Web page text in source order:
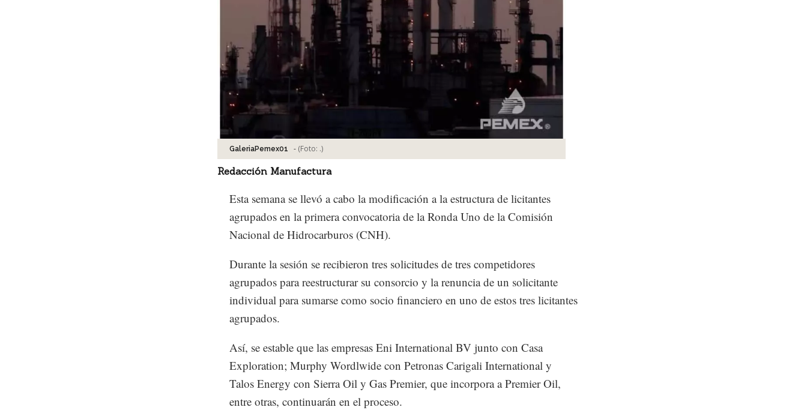
GaleriaPemex01 - (Foto: .)
Redacción Manufactura
Esta semana se llevó a cabo la modificación a la estructura de licitantes
agrupados en la primera convocatoria de la Ronda Uno de la Comisión
Nacional de Hidrocarburos (CNH).
Durante la sesión se recibieron tres solicitudes de tres competidores
agrupados para reestructurar su consorcio y la renuncia de un solicitante
individual para sumarse como socio financiero en uno de estos tres licitantes
agrupados.
Así, se estable que las empresas Eni International BV junto con Casa
Exploration; Murphy Wordlwide con Petronas Carigali International y
Talos Energy con Sierra Oil y Gas Premier, que incorpora a Premier Oil,
entre otras, continuarán en el proceso.